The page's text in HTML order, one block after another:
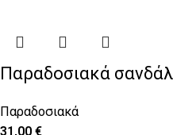
Παραδοσιακά
Παραδοσιακά
31,00 €